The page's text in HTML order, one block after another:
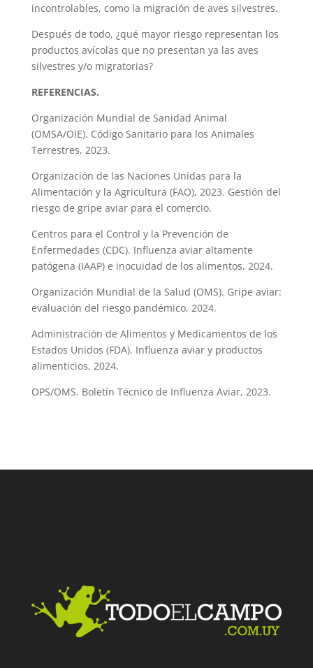
incontrolables, como la migración de aves silvestres.
Después de todo, ¿qué mayor riesgo representan los
productos avícolas que no presentan ya las aves
silvestres y/o migratorias?
REFERENCIAS.
Organización Mundial de Sanidad Animal
(OMSA/OIE). Código Sanitario para los Animales
Terrestres, 2023.
Organización de las Naciones Unidas para la
Alimentación y la Agricultura (FAO), 2023. Gestión del
riesgo de gripe aviar para el comercio.
Centros para el Control y la Prevención de
Enfermedades (CDC). Influenza aviar altamente
patógena (IAAP) e inocuidad de los alimentos, 2024.
Organización Mundial de la Salud (OMS). Gripe aviar:
evaluación del riesgo pandémico, 2024.
Administración de Alimentos y Medicamentos de los
Estados Unidos (FDA). Influenza aviar y productos
alimenticios, 2024.
OPS/OMS. Boletín Técnico de Influenza Aviar, 2023.